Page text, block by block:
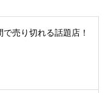
で売り切れる話題店！